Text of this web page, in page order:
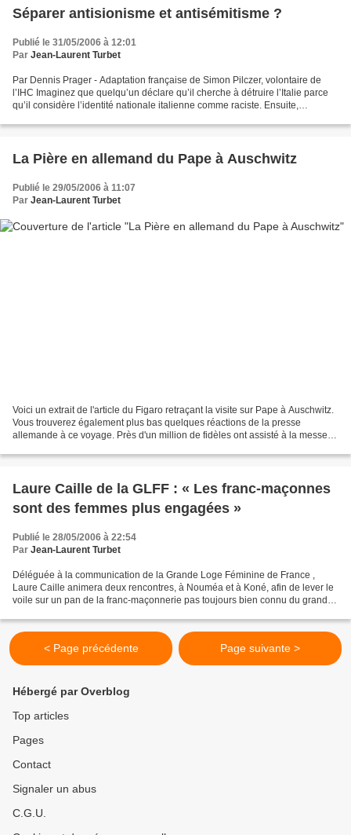
Séparer antisionisme et antisémitisme ?
Publié le 31/05/2006 à 12:01
Par Jean-Laurent Turbet
Par Dennis Prager - Adaptation française de Simon Pilczer, volontaire de
l’IHC Imaginez que quelqu’un déclare qu’il cherche à détruire l’Italie parce
qu’il considère l’identité nationale italienne comme raciste. Ensuite,
La Pière en allemand du Pape à Auschwitz
Publié le 29/05/2006 à 11:07
Par Jean-Laurent Turbet
Voici un extrait de l'article du Figaro retraçant la visite sur Pape à Auschwitz.
Vous trouverez également plus bas quelques réactions de la presse
allemande à ce voyage. Près d'un million de fidèles ont assisté à la messe
Laure Caille de la GLFF : « Les franc-maçonnes
sont des femmes plus engagées »
Publié le 28/05/2006 à 22:54
Par Jean-Laurent Turbet
Déléguée à la communication de la Grande Loge Féminine de France ,
Laure Caille animera deux rencontres, à Nouméa et à Koné, afin de lever le
voile sur un pan de la franc-maçonnerie pas toujours bien connu du grand
< Page précédente Page suivante >
Hébergé par Overblog
Top articles
Pages
Contact
Signaler un abus
C.G.U.